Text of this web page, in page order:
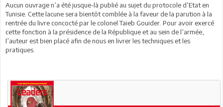
Aucun ouvrage n’a été jusque-là publié au sujet du protocole d’Etat en
Tunisie. Cette lacune sera bientôt comblée à la faveur de la parution à la
rentrée du livre concocté par le colonel Taieb Gouider. Pour avoir exercé
cette fonction à la présidence de la République et au sein de l’armée,
l’auteur est bien placé afin de nous en livrer les techniques et les
pratiques.